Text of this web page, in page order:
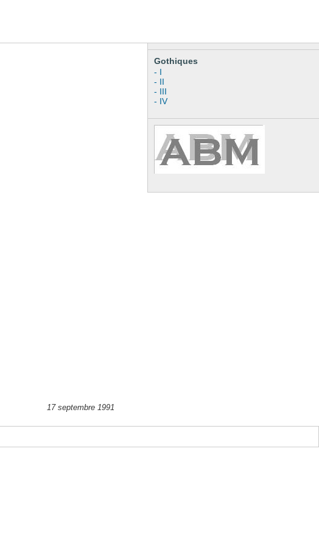
17 septembre 1991
Gothiques
- I
- II
- III
- IV